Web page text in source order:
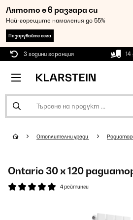
Лятото е в разгара си
Най-горещите намаления до 55%
Пазарувайте сега
3 години гаранция
Oтоплителни уреди
Ontario 30 x 120
4 рейтинги